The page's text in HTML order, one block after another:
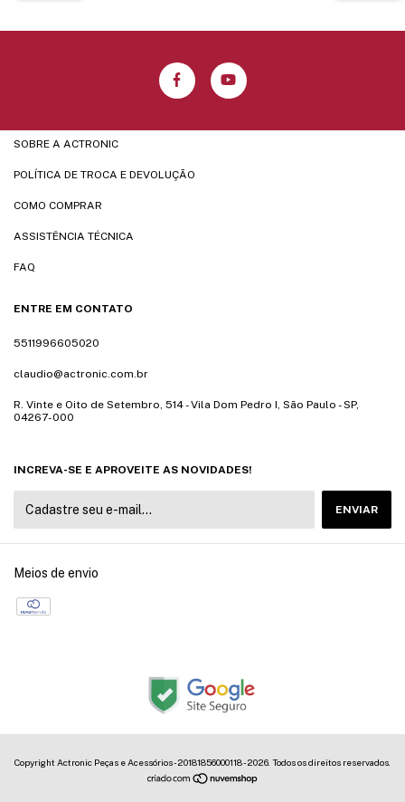
SOBRE A ACTRONIC
POLÍTICA DE TROCA E DEVOLUÇÃO
COMO COMPRAR
ASSISTÊNCIA TÉCNICA
FAQ
ENTRE EM CONTATO
5511996605020
claudio@actronic.com.br
R. Vinte e Oito de Setembro, 514 - Vila Dom Pedro I, São Paulo - SP,
04267-000
INCREVA-SE E APROVEITE AS NOVIDADES!
Meios de envio
Copyright Actronic Peças e Acessórios - 20181856000118 - 2026. Todos os direitos reservados.